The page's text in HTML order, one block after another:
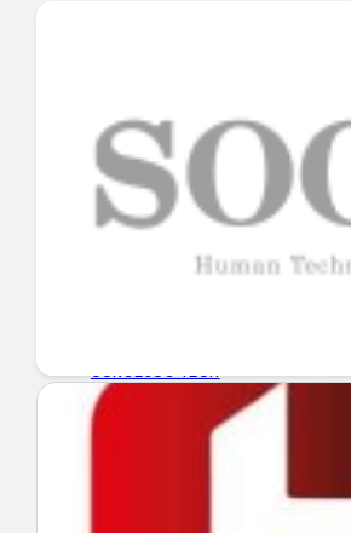
INICIO
EMPRESAS
GUÍA DE COMPRA
MERCADOS Y TENDENCIAS